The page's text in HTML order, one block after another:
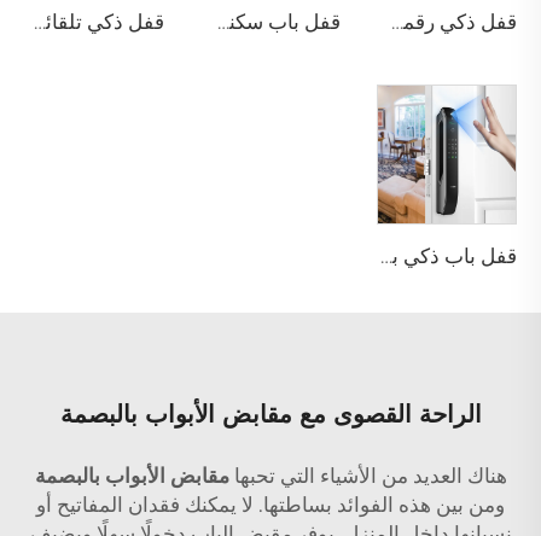
قفل ذكي رقمي بصمة الإصبع مع مقبض ودبوس وكارت Tenon E3 قفل باب سكني بتقنية التعرف على الوجه ثلاثي الأبعاد والبصمة Tenon A6 Pro قفل ذكي تلقائي للهوية مع كاميرا وجه وبصمة عبر واي فاي Tuya Tenon A9 Pro
قفل باب ذكي بوظيفة كلمة المرور والبصمة الحيوية Tenon A6 Pro
الراحة القصوى مع مقابض الأبواب بالبصمة
هناك العديد من الأشياء التي تحبهامقابض الأبواب بالبصمة
ومن بين هذه الفوائد بساطتها. لا يمكنك فقدان المفاتيح أو